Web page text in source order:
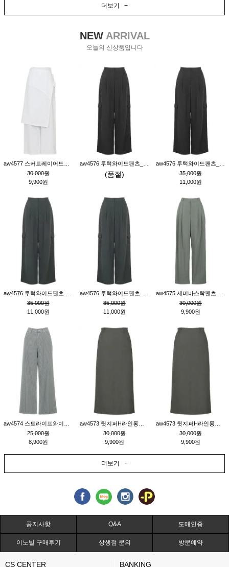
더보기 +
NEWARRIVAL
오늘의 신상품입니다
30,000원
9,900원
(품절)
35,000원
11,000원
35,000원
11,000원
35,000원
11,000원
30,000원
9,900원
25,000원
8,900원
30,000원
9,900원
30,000원
9,900원
더보기 +
공지사항 Q&A 도매인증
이노빌 구매후기 상생점 문의 방문예약
CS CENTER BANKING